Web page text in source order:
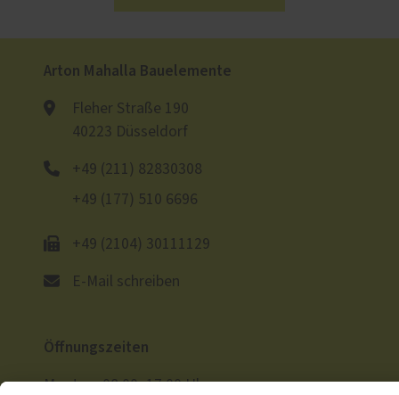
Arton Mahalla Bauelemente
Fleher Straße 190
40223 Düsseldorf
+49 (211) 82830308
+49 (177) 510 6696
+49 (2104) 30111129
E-Mail schreiben
Öffnungszeiten
Montag: 08:00–17:00 Uhr